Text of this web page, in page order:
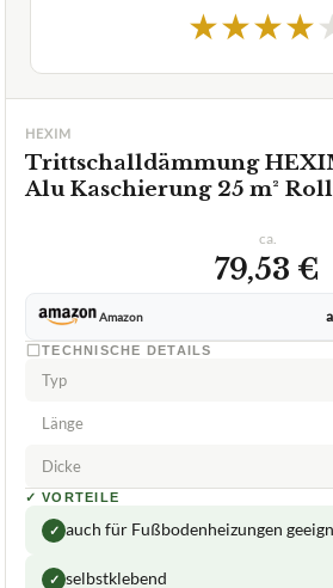
★★★★
HEXIM
Trittschalldämmung
Alu Kaschierung 25 m²
ca.
79,53 €
Amazon
TECHNISCHE DETAILS
Typ
Länge
Dicke
✓ VORTEILE
✓ auch für Fußbodenheizungen
✓ selbstklebend